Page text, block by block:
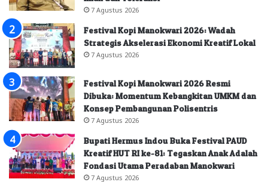
7 Agustus 2026
Festival Kopi Manokwari 2026: Wadah
Strategis Akselerasi Ekonomi Kreatif Lokal
7 Agustus 2026
Festival Kopi Manokwari 2026 Resmi
Dibuka: Momentum Kebangkitan UMKM dan
Konsep Pembangunan Polisentris
7 Agustus 2026
Bupati Hermus Indou Buka Festival PAUD
Kreatif HUT RI ke-81: Tegaskan Anak Adalah
Fondasi Utama Peradaban Manokwari
7 Agustus 2026